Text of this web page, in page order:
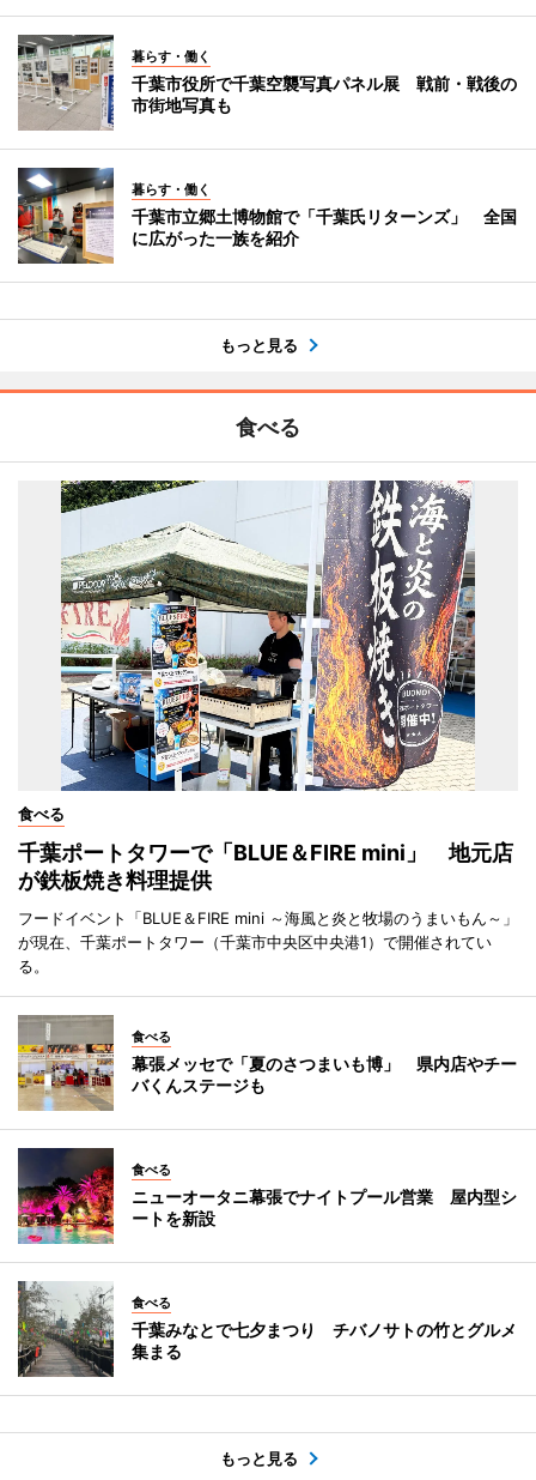
暮らす・働く
千葉市役所で千葉空襲写真パネル展 戦前・戦後の
市街地写真も
暮らす・働く
千葉市立郷土博物館で「千葉氏リターンズ」 全国
に広がった一族を紹介
もっと見る
食べる
食べる
千葉ポートタワーで「BLUE＆FIRE mini」 地元店
が鉄板焼き料理提供
フードイベント「BLUE＆FIRE mini ～海風と炎と牧場のうまいもん～」
が現在、千葉ポートタワー（千葉市中央区中央港1）で開催されてい
る。
食べる
幕張メッセで「夏のさつまいも博」 県内店やチー
バくんステージも
食べる
ニューオータニ幕張でナイトプール営業 屋内型シ
ートを新設
食べる
千葉みなとで七夕まつり チバノサトの竹とグルメ
集まる
もっと見る